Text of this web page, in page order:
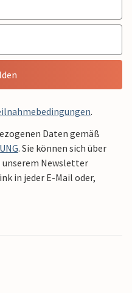
.
Daten gemäß
. Sie können sich über
unserem Newsletter
in jeder E-Mail oder,